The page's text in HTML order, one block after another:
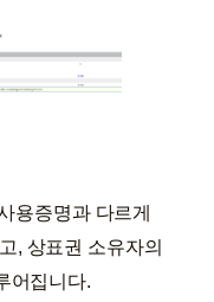
용증명과 다르게
, 상표권 소유자의
어집니다.